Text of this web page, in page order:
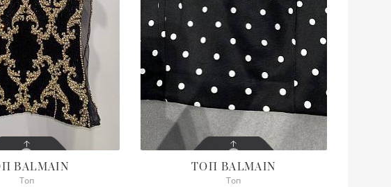
СОСТОЯНИЕ
BALMAIN
Топ СОСТОЯНИЕ
ТОП BALMAIN
Топ